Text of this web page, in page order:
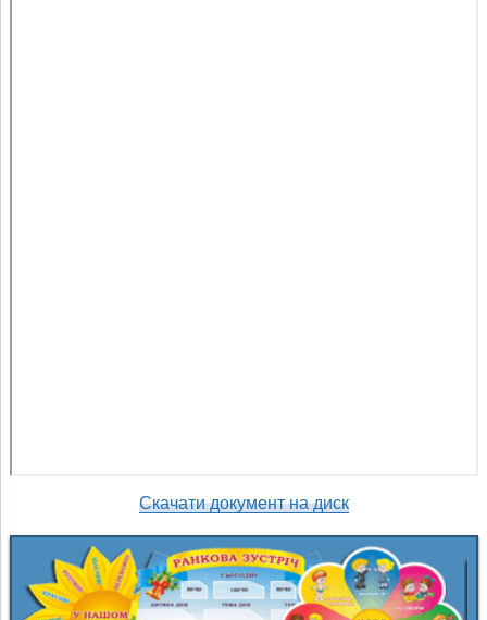
Скачати документ на диск